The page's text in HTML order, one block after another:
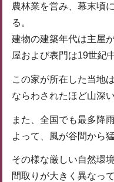
農林業を営み、幕末頃
る。
建物の建築年代は主屋
屋および表門は19世紀
この家が所在した当地
ならわされたほど山深
また、全国でも最多降
よって、風が谷間から
その様な厳しい自然環
間取りが大きく異なって